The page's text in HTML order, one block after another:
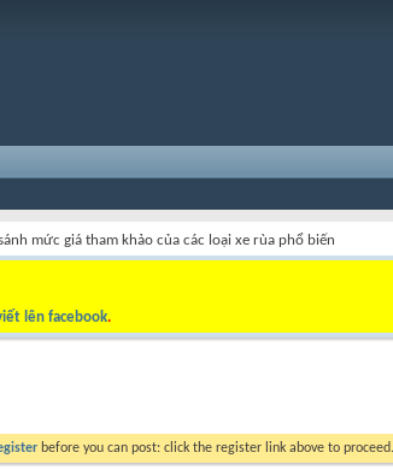
mức giá tham khảo của các loại xe rùa phổ biến
lên facebook.
before you can post: click the register link above to